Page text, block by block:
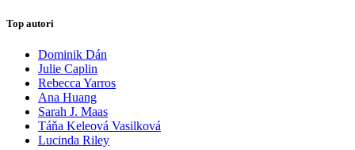
Top autori
Dominik Dán
Julie Caplin
Rebecca Yarros
Ana Huang
Sarah J. Maas
Táňa Keleová Vasilková
Lucinda Riley